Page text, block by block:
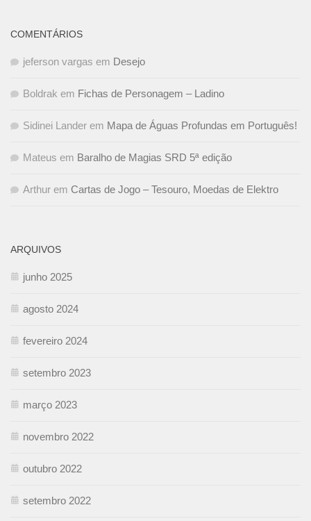
COMENTÁRIOS
jeferson vargas em Desejo
Boldrak em Fichas de Personagem – Ladino
Sidinei Lander em Mapa de Águas Profundas em Português!
Mateus em Baralho de Magias SRD 5ª edição
Arthur em Cartas de Jogo – Tesouro, Moedas de Elektro
ARQUIVOS
junho 2025
agosto 2024
fevereiro 2024
setembro 2023
março 2023
novembro 2022
outubro 2022
setembro 2022